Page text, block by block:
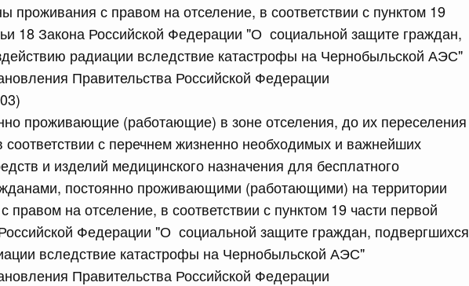
проживания с правом на отселение, в соответствии с пунктом 19
18 Закона Российской Федерации "О социальной защите граждан,
радиации вследствие катастрофы на Чернобыльской АЭС"
Правительства Российской Федерации
проживающие (работающие) в зоне отселения, до их переселения
соответствии с перечнем жизненно необходимых и важнейших
и изделий медицинского назначения для бесплатного
постоянно проживающими (работающими) на территории
правом на отселение, в соответствии с пунктом 19 части первой
Федерации "О социальной защите граждан, подвергшихся
вследствие катастрофы на Чернобыльской АЭС"
Правительства Российской Федерации
Федерации от 17.07.2026 г. № 902
Российской Федерации от 26 июня 2015 г.
Федерации от 17.07.2026 г. № 901
июля, четверг
Федерации от 16.07.2026 г. № 898
Российской Федерации от 30 июня 2021 г.